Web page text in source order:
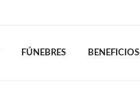
FÚNEBRES BENEFICIOS